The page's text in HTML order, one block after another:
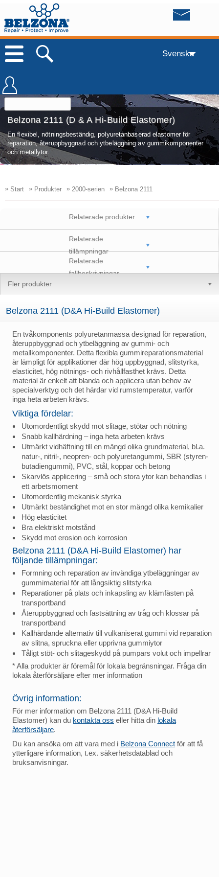
Svenska
Belzona 2111 (D & A Hi-Build Elastomer)
En flexibel, nötningsbeständig, polyuretanbaserad elastomer för
reparation, återuppbyggnad och ytbeläggning av gummikomponenter
och metallytor.
» Start » Produkter » 2000-serien » Belzona 2111
Relaterade produkter
Relaterade
tillämpningar
Relaterade
fallbeskrivningar
Fler produkter
Belzona 2111 (D&A Hi-Build Elastomer)
En tvåkomponents polyuretanmassa designad för reparation,
återuppbyggnad och ytbeläggning av gummi- och
metallkomponenter. Detta flexibla gummireparationsmaterial
är lämpligt för applikationer där hög uppbyggnad, slitstyrka,
elasticitet, hög nötnings- och rivhållfasthet krävs. Detta
material är enkelt att blanda och applicera utan behov av
specialverktyg och det härdar vid rumstemperatur, varför
inga heta arbeten krävs.
Viktiga fördelar:
Utomordentligt skydd mot slitage, stötar och nötning
Snabb kallhärdning – inga heta arbeten krävs
Utmärkt vidhäftning till en mängd olika grundmaterial, bl.a.
natur-, nitril-, neopren- och polyuretangummi, SBR (styren-
butadiengummi), PVC, stål, koppar och betong
Skarvlös applicering – små och stora ytor kan behandlas i
ett arbetsmoment
Utomordentlig mekanisk styrka
Utmärkt beständighet mot en stor mängd olika kemikalier
Hög elasticitet
Bra elektriskt motstånd
Skydd mot erosion och korrosion
Belzona 2111 (D&A Hi-Build Elastomer) har
följande tillämpningar:
Formning och reparation av invändiga ytbeläggningar av
gummimaterial för att långsiktig slitstyrka
Reparationer på plats och inkapsling av klämfästen på
transportband
Återuppbyggnad och fastsättning av tråg och klossar på
transportband
Kallhärdande alternativ till vulkaniserat gummi vid reparation
av slitna, spruckna eller upprivna gummiytor
Tåligt stöt- och slitageskydd på pumpars volut och impellrar
* Alla produkter är föremål för lokala begränsningar. Fråga din
lokala återförsäljare efter mer information
Övrig information:
För mer information om Belzona 2111 (D&A Hi-Build
Elastomer) kan du kontakta oss eller hitta din lokala
återförsäljare.
Du kan ansöka om att vara med i Belzona Connect för att få
ytterligare information, t.ex. säkerhetsdatablad och
bruksanvisningar.